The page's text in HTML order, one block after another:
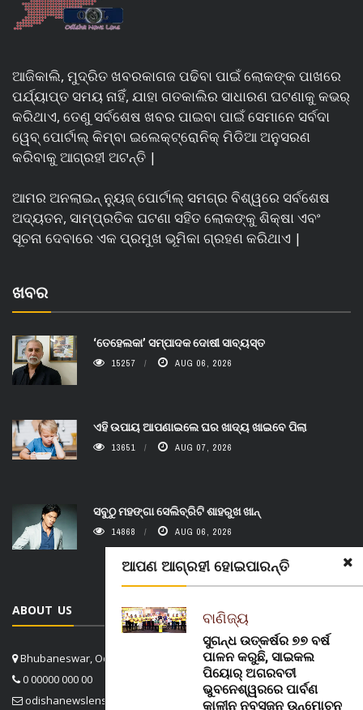
ଆପଣ ଆଗ୍ରହୀ ହୋଇପାରନ୍ତି
ବାଣିଜ୍ୟ
ସୁଗନ୍ଧ ଉତ୍କର୍ଷର ୭୭ ବର୍ଷ
ପାଳନ କରୁଛି, ସାଇକଲ
ପିୟୋର୍‌ ଅଗରବତୀ
ଭୁବନେଶ୍ୱରରେ ପାର୍ବଣ
କାଳୀନ ନବସୃଜନ ଉନ୍ମୋଚନ
ଆଜିକାଲି, ମୁଦ୍ରିତ ଖବରକାଗଜ ପଢିବା ପାଇଁ ଲୋକଙ୍କ ପାଖରେ
ପର୍ଯ୍ୟାପ୍ତ ସମୟ ନାହିଁ, ଯାହା ଗତକାଲିର ସାଧାରଣ ଘଟଣାକୁ କଭର୍
କରିଥାଏ, ତେଣୁ ସର୍ବଶେଷ ଖବର ପାଇବା ପାଇଁ ସେମାନେ ସର୍ବଦା
ୱେବ୍ ପୋର୍ଟାଲ୍ କିମ୍ବା ଇଲେକ୍ଟ୍ରୋନିକ୍ ମିଡିଆ ଅନୁସରଣ
କରିବାକୁ ଆଗ୍ରହୀ ଅଟନ୍ତି |
ଆମର ଅନଲାଇନ୍ ନ୍ୟୁଜ୍ ପୋର୍ଟାଲ୍ ସମଗ୍ର ବିଶ୍ୱରେ ସର୍ବଶେଷ
ଅଦ୍ୟତନ, ସାମ୍ପ୍ରତିକ ଘଟଣା ସହିତ ଲୋକଙ୍କୁ ଶିକ୍ଷା ଏବଂ
ସୂଚନା ଦେବାରେ ଏକ ପ୍ରମୁଖ ଭୂମିକା ଗ୍ରହଣ କରିଥାଏ |
ଖବର
‘ତେହେଲକା’ ସମ୍ପାଦକ ଦୋଷୀ ସାବ୍ୟସ୍ତ
15257 AUG 06, 2026
ଏହି ଉପାୟ ଆପଣାଇଲେ ଘର ଖାଦ୍ୟ ଖାଇବେ ପିଲା
13651 AUG 07, 2026
ସବୁଠୁ ମହଙ୍ଗା ସେଲିବ୍ରିଟି ଶାହରୁଖ ଖାନ୍
14868 AUG 06, 2026
ABOUT US
Bhubaneswar, Odisha, India
0 00000 000 00
odishanewslens@gmail.com